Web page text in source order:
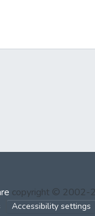
copyright © 2002-
Accessibility settings